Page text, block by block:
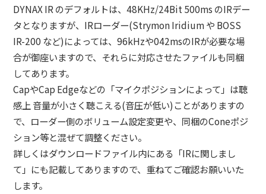
DYNAX IR のデフォルトは、48KHz/24Bit 500ms のIRデー
タとなりますが、IRローダー(Strymon Iridium や BOSS
IR-200 など)によっては、96kHzや042msのIRが必要な場
合が御座いますので、それらに対応させたファイルも同梱
してあります。
CapやCap Edgeなどの「マイクポジションによって」は聴
感上 音量が小さく聴こえる(音圧が低い)ことがありますの
で、ローダー側のボリューム設定変更や、同梱のConeポジ
ション等と混ぜて調整ください。
詳しくはダウンロードファイル内にある「IRに関しまし
て」にも記載してありますので、重ねてご確認お願いいた
します。